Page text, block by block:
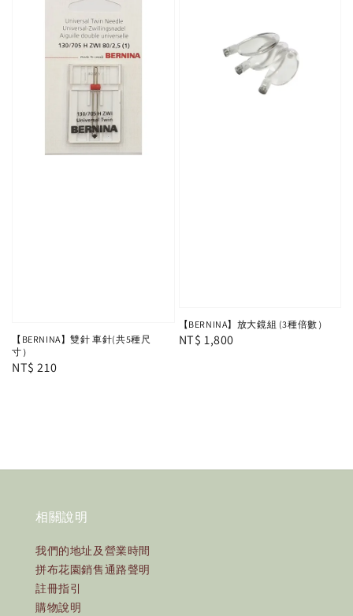
【BERNINA】雙針 車針(共5種尺
寸）
Regular
NT$ 210
【BERNINA】放大鏡組 (3種倍數）
Regular
NT$ 1,800
相關說明
我們的地址及營業時間
拼布花園銷售通路聲明
註冊指引
購物說明